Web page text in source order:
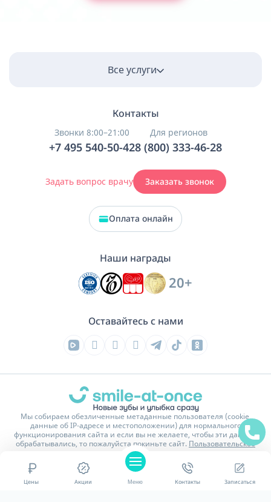
Цены Акции Меню Контакты Записаться
Все услуги
Контакты
Звонки 8:00–21:00
+7 495 540-50-42
Для регионов
8 (800) 333-46-28
Задать вопрос врачу Заказать звонок
Оплата онлайн
Наши награды
20+
Оставайтесь с нами
Мы собираем обезличенные метаданные пользователя (cookie,
данные об IP-адресе и местоположении) для нормального
функционирования сайта и если вы не желаете, чтобы эти данные
обрабатывались, то пожалуйста покиньте сайт. Пользовательское
соглашение
На сайте имеются изображения и тексты обработанные или
сгенерированные нейросетью.